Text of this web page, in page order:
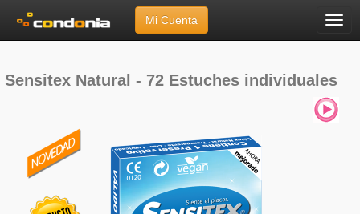
Menú
Mi Cuenta
Sensitex Natural - 72 Estuches individuales
Sensitex Natural - 72 Estuches individuales